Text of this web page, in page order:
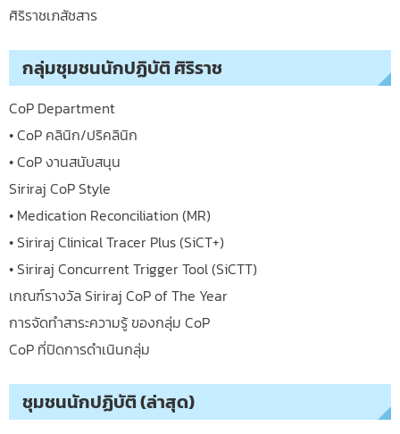
ศิริราชเภสัชสาร
กลุ่มชุมชนนักปฏิบัติ ศิริราช
CoP Department
• CoP คลินิก/ปริคลินิก
• CoP งานสนับสนุน
Siriraj CoP Style
• Medication Reconciliation (MR)
• Siriraj Clinical Tracer Plus (SiCT+)
• Siriraj Concurrent Trigger Tool (SiCTT)
เกณฑ์รางวัล Siriraj CoP of The Year
การจัดทำสาระความรู้ ของกลุ่ม CoP
CoP ที่ปิดการดำเนินกลุ่ม
ชุมชนนักปฏิบัติ (ล่าสุด)